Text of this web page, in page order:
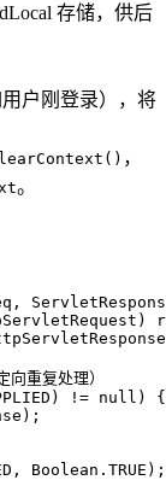
存储，供后
户刚登录），将
，
。
重复处理）
!= null ) {
Boolean.TRUE);